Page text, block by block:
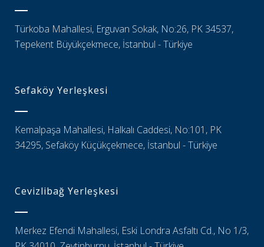
Türkoba Mahallesi, Erguvan Sokak, No:26, PK 34537,
Tepekent Büyükçekmece, İstanbul - Türkiye
Sefaköy Yerleşkesi
Kemalpaşa Mahallesi, Halkalı Caddesi, No:101, PK
34295, Sefaköy Küçükçekmece, İstanbul - Türkiye
Cevizlibağ Yerleşkesi
Merkez Efendi Mahallesi, Eski Londra Asfaltı Cd., No 1/3,